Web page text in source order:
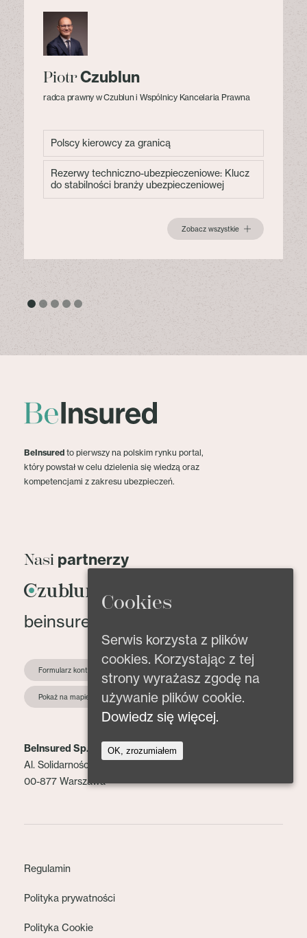
PiotrCzublun
radca prawny w Czublun i Wspólnicy Kancelaria Prawna
Polscy kierowcy za granicą
Rezerwy techniczno-ubezpieczeniowe: Klucz
do stabilności branży ubezpieczeniowej
Zobacz wszystkie
BeInsured to pierwszy na polskim rynku portal,
który powstał w celu dzielenia się wiedzą oraz
kompetencjami z zakresu ubezpieczeń.
Nasi partnerzy
beinsured@beinsured.pl
Formularz kontaktowy
Pokaż na mapie
BeInsured Sp. z o.o.
Al. Solidarności 153 lok. 2
00-877 Warszawa
Regulamin
Polityka prywatności
Polityka Cookie
Cookies
Serwis korzysta z plików
cookies. Korzystając z tej
strony wyrażasz zgodę na
używanie plików cookie.
Dowiedz się więcej.
OK, zrozumiałem